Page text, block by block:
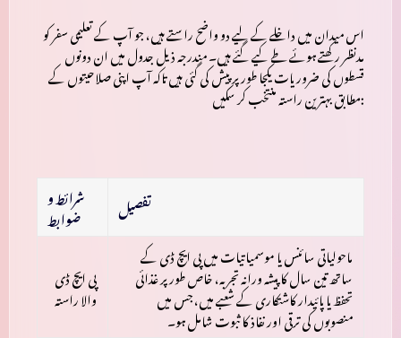
اس میدان میں داخلے کے لیے دو واضح راستے ہیں، جو آپ کے تعلیمی سفر کو
مدنظر رکھتے ہوئے طے کیے گئے ہیں۔ مندرجہ ذیل جدول میں ان دونوں
قسطوں کی ضروریات یکجا طور پر پیش کی گئی ہیں تاکہ آپ اپنی صلاحیتوں کے
مطابق بہترین راستہ منتخب کر سکیں:
شرائط و
ضوابط تفصیل
پی ایچ ڈی
والا راستہ
ماحولیاتی سائنس یا موسمیاتیات میںپی ایچ ڈیکے
ساتھتین سالکا پیشہ ورانہ تجربہ، خاص طور پرغذائی
تحفظ یا پائیدار کاشتکاریکے شعبے میں، جس میں
منصوبوں کی ترقی اور نفاذ کا ثبوت شامل ہو۔